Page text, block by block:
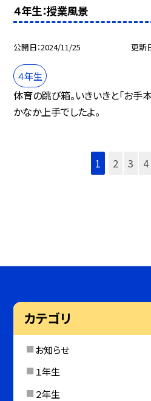
４年生：授業風景
公開日 2024/11/25 更新
４年生
体育の跳び箱。いきいきと「お手
かなか上手でしたよ。
1 2 3 4
カテゴリ
お知らせ
１年生
２年生